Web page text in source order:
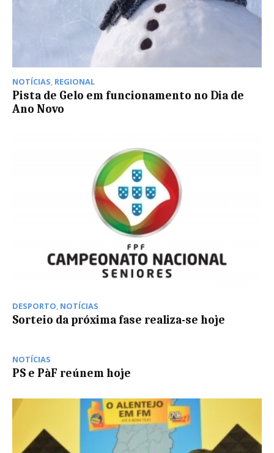
NOTÍCIAS REGIONAL
Pista de Gelo em funcionamento no Dia de
Ano Novo
DESPORTO NOTÍCIAS
Sorteio da próxima fase realiza-se hoje
NOTÍCIAS
PS e PàF reúnem hoje